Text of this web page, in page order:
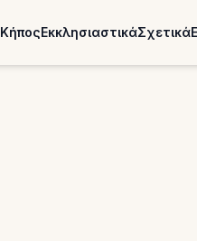
ΚήποςΕκκλησιαστικάΣχετικά